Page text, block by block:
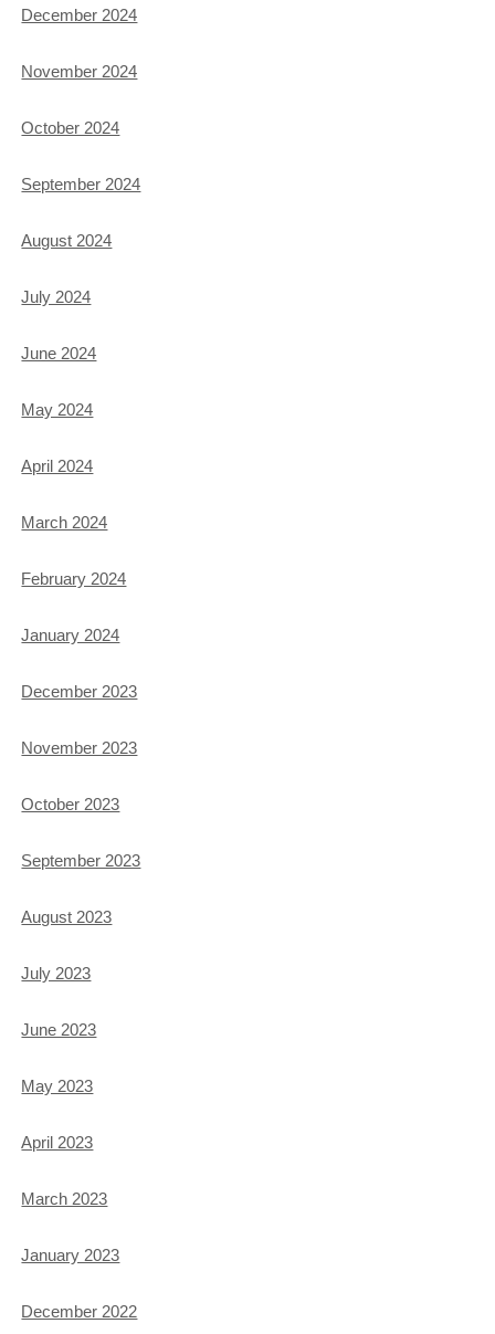
December 2024
November 2024
October 2024
September 2024
August 2024
July 2024
June 2024
May 2024
April 2024
March 2024
February 2024
January 2024
December 2023
November 2023
October 2023
September 2023
August 2023
July 2023
June 2023
May 2023
April 2023
March 2023
January 2023
December 2022